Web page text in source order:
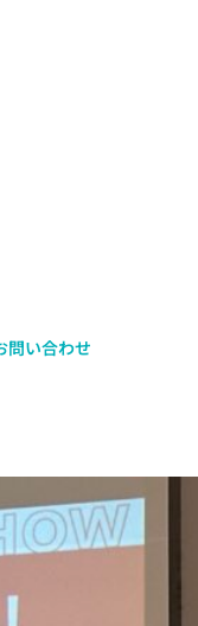
問い合わせ